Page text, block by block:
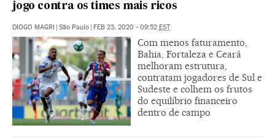
jogo contra os times mais ricos
DIOGO MAGRI | São Paulo | FEB 23, 2020 - 09:52 EST
Com menos faturamento,
Bahia, Fortaleza e Ceará
melhoram estrutura,
contratam jogadores de Sul e
Sudeste e colhem os frutos
do equilíbrio financeiro
dentro de campo